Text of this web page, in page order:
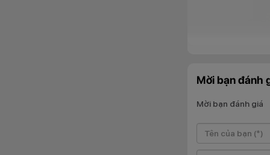
Thiết kế
Mời bạn đánh
Mời bạn đánh giá